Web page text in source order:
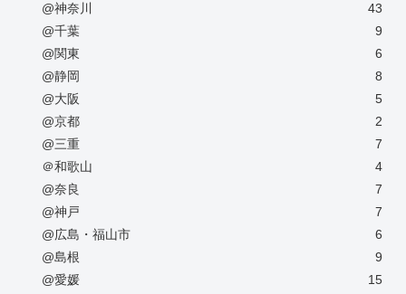
@神奈川
43
@千葉
9
@関東
6
@静岡
8
@大阪
5
@京都
2
@三重
7
＠和歌山
4
@奈良
7
@神戸
7
@広島・福山市
6
@島根
9
@愛媛
15